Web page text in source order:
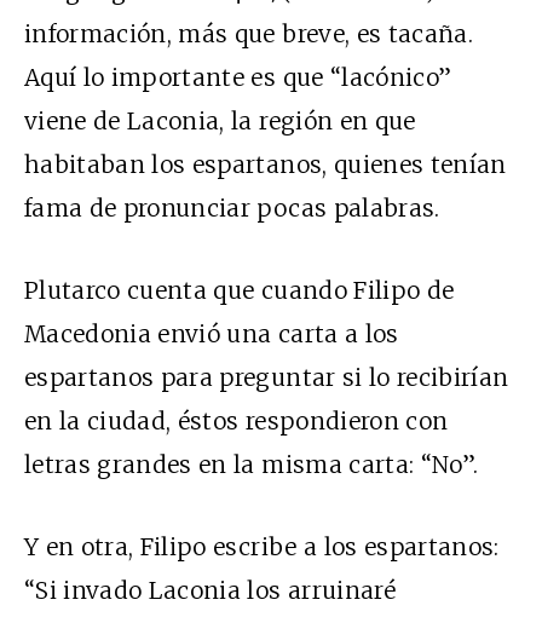
información, más que breve, es tacaña.
Aquí lo importante es que “lacónico”
viene de Laconia, la región en que
habitaban los espartanos, quienes tenían
fama de pronunciar pocas palabras.
Plutarco cuenta que cuando Filipo de
Macedonia envió una carta a los
espartanos para preguntar si lo recibirían
en la ciudad, éstos respondieron con
letras grandes en la misma carta: “No”.
Y en otra, Filipo escribe a los espartanos:
“Si invado Laconia los arruinaré